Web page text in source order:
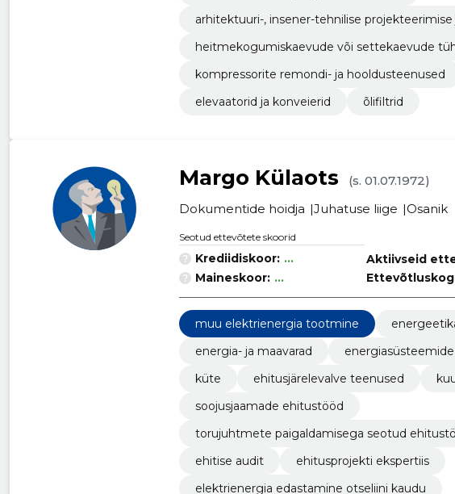
arhitektuuri-, insener-tehnilise
heitmekogumiskaevude või settekaevude
kompressorite remondi- ja hooldusteenused
elevaatorid ja konveierid
õlifiltrid
Margo Külaots
(s. 01.07.1972)
Dokumentide hoidja
Juhatuse liige Osanik
Seotud ettevõtete skoorid
Krediidiskoor: ...
Maineskoor: ...
Aktiivseid
muu elektrienergia tootmine
energia- ja maavarad
küte
ehitusjärelevalve teenused
soojusjaamade ehitustööd
torujuhtmete paigaldamisega seotud
ehitise audit
ehitusprojekti ekspertiis
elektrienergia edastamine otseliini kaudu